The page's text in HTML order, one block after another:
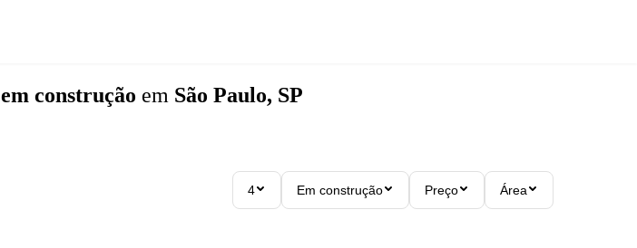
em construção em São Paulo, SP
4 Em construção Preço Área